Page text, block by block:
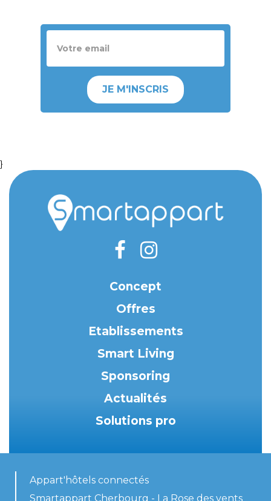
JE M'INSCRIS
}
Concept
Offres
Etablissements
Smart Living
Sponsoring
Actualités
Solutions pro
Appart'hôtels connectés
Smartappart Cherbourg - La Rose des vents